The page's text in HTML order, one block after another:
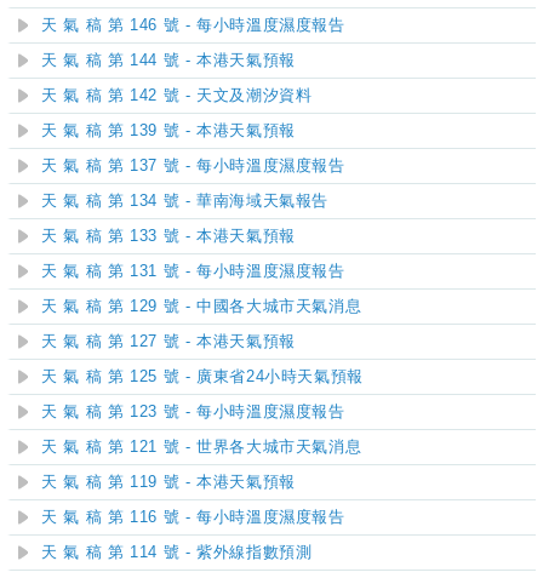
天 氣 稿 第 146 號 - 每小時溫度濕度報告
天 氣 稿 第 144 號 - 本港天氣預報
天 氣 稿 第 142 號 - 天文及潮汐資料
天 氣 稿 第 139 號 - 本港天氣預報
天 氣 稿 第 137 號 - 每小時溫度濕度報告
天 氣 稿 第 134 號 - 華南海域天氣報告
天 氣 稿 第 133 號 - 本港天氣預報
天 氣 稿 第 131 號 - 每小時溫度濕度報告
天 氣 稿 第 129 號 - 中國各大城市天氣消息
天 氣 稿 第 127 號 - 本港天氣預報
天 氣 稿 第 125 號 - 廣東省24小時天氣預報
天 氣 稿 第 123 號 - 每小時溫度濕度報告
天 氣 稿 第 121 號 - 世界各大城市天氣消息
天 氣 稿 第 119 號 - 本港天氣預報
天 氣 稿 第 116 號 - 每小時溫度濕度報告
天 氣 稿 第 114 號 - 紫外線指數預測